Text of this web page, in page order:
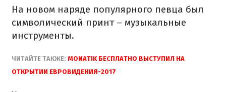
На новом наряде популярного певца был
символический принт – музыкальные
инструменты.
ЧИТАЙТЕ ТАКЖЕ: MONATIK БЕСПЛАТНО ВЫСТУПИЛ НА
ОТКРЫТИИ ЕВРОВИДЕНИЯ-2017